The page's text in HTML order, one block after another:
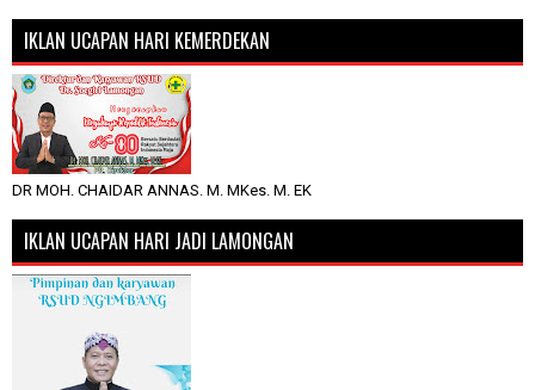
IKLAN UCAPAN HARI KEMERDEKAN
DR MOH. CHAIDAR ANNAS. M. MKes. M. EK
IKLAN UCAPAN HARI JADI LAMONGAN